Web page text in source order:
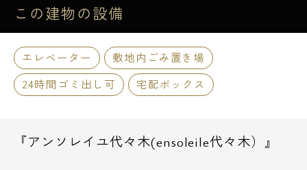
この建物の設備
エレベーター
敷地内ごみ置き場
24時間ゴミ出し可
宅配ボックス
『アンソレイユ代々木(ensoleile代々木）』